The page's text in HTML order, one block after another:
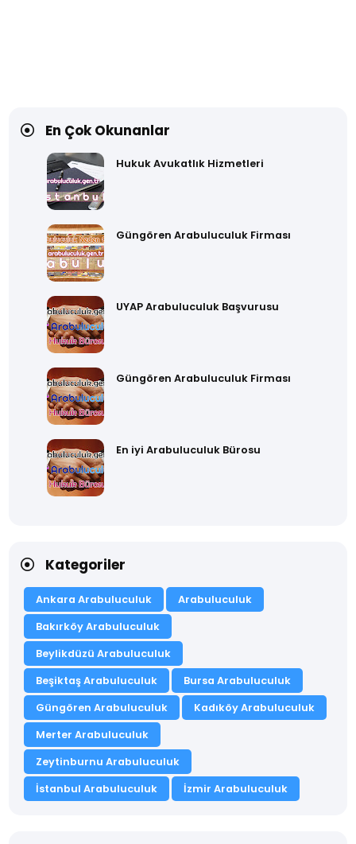
En Çok Okunanlar
Hukuk Avukatlık Hizmetleri
Güngören Arabuluculuk Firması
UYAP Arabuluculuk Başvurusu
Güngören Arabuluculuk Firması
En iyi Arabuluculuk Bürosu
Kategoriler
Ankara Arabuluculuk
Arabuluculuk
Bakırköy Arabuluculuk
Beylikdüzü Arabuluculuk
Beşiktaş Arabuluculuk
Bursa Arabuluculuk
Güngören Arabuluculuk
Kadıköy Arabuluculuk
Merter Arabuluculuk
Zeytinburnu Arabuluculuk
İstanbul Arabuluculuk
İzmir Arabuluculuk